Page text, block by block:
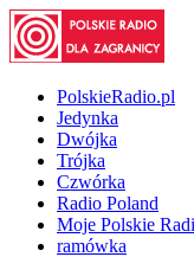
PolskieRadio.pl
Jedynka
Dwójka
Trójka
Czwórka
Radio Poland
Moje Polskie
ramówka